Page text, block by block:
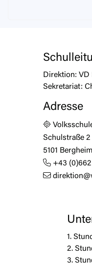
Direktion: VD
Sekretariat:
Adresse
Schulstraße 2
5101 Bergheim
+43
1.
2.
3.